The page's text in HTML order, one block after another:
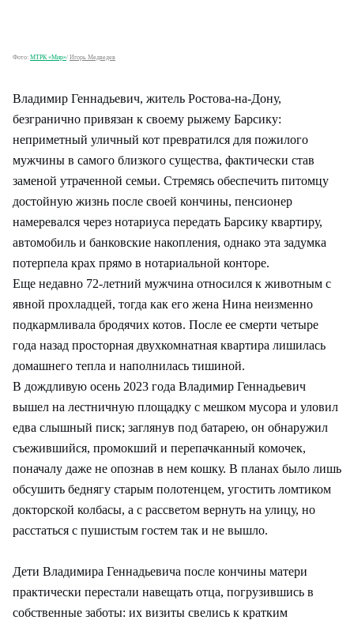
Фото: МТРК «Мир»/ Игорь Медведев
Владимир Геннадьевич, житель Ростова‑на‑Дону,
безгранично привязан к своему рыжему Барсику:
неприметный уличный кот превратился для пожилого
мужчины в самого близкого существа, фактически став
заменой утраченной семьи. Стремясь обеспечить питомцу
достойную жизнь после своей кончины, пенсионер
намеревался через нотариуса передать Барсику квартиру,
автомобиль и банковские накопления, однако эта задумка
потерпела крах прямо в нотариальной конторе.
Еще недавно 72‑летний мужчина относился к животным с
явной прохладцей, тогда как его жена Нина неизменно
подкармливала бродячих котов. После ее смерти четыре
года назад просторная двухкомнатная квартира лишилась
домашнего тепла и наполнилась тишиной.
В дождливую осень 2023 года Владимир Геннадьевич
вышел на лестничную площадку с мешком мусора и уловил
едва слышный писк; заглянув под батарею, он обнаружил
съежившийся, промокший и перепачканный комочек,
поначалу даже не опознав в нем кошку. В планах было лишь
обсушить беднягу старым полотенцем, угостить ломтиком
докторской колбасы, а с рассветом вернуть на улицу, но
расстаться с пушистым гостем так и не вышло.
Дети Владимира Геннадьевича после кончины матери
практически перестали навещать отца, погрузившись в
собственные заботы: их визиты свелись к кратким